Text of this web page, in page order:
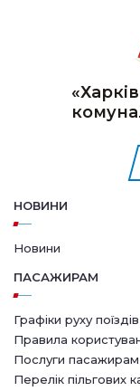
НОВИНИ
Новини
ПАСАЖИРАМ
Графіки руху поїздів
Правила
Послуги пасажирам
Перелік пільгових